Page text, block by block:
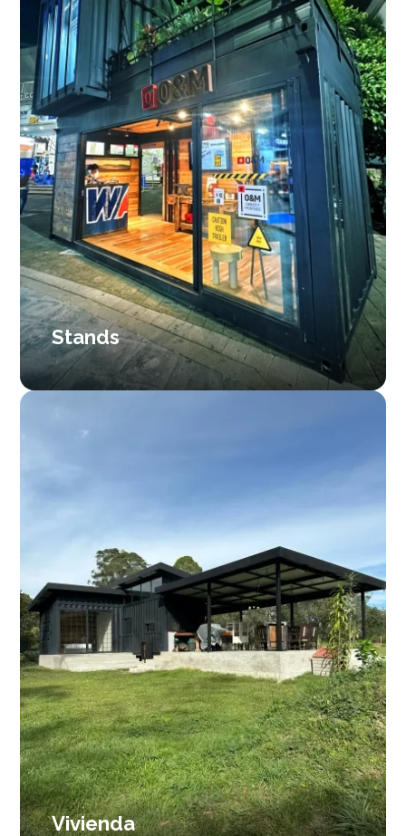
Stands
Vivienda